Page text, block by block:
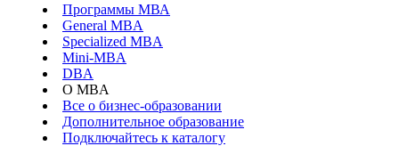
Программы МВА
General MBA
Specialized MBA
Mini-MBA
DBA
О MBA
Все о бизнес-образовании
Дополнительное образование
Подключайтесь к каталогу